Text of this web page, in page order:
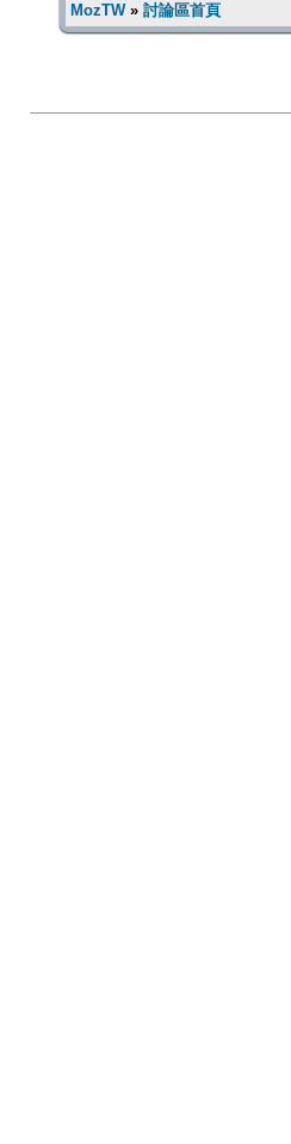
MozTW» 討論區首頁